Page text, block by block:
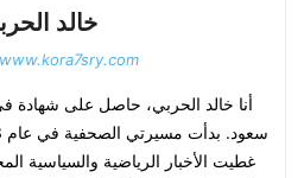
خالد
أنا خالد الحربي، حاصل على شهادة
غطيت الأخبار الرياضية والسياسية